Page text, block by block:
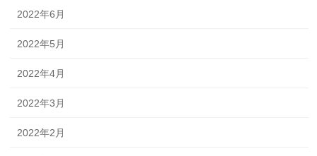
2022年6月
2022年5月
2022年4月
2022年3月
2022年2月